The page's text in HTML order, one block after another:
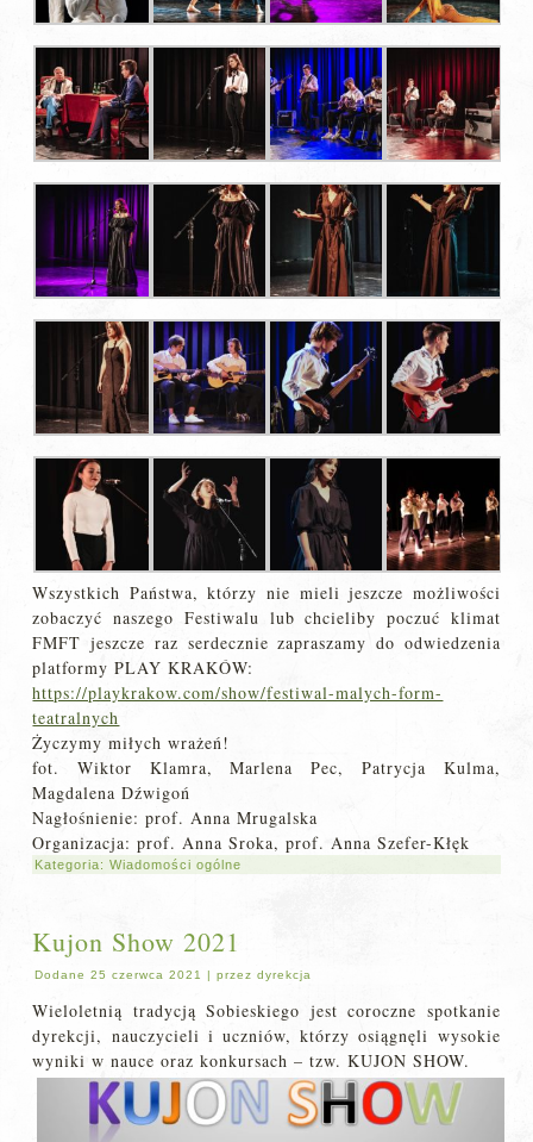
Wszystkich Państwa, którzy nie mieli jeszcze możliwości
zobaczyć naszego Festiwalu lub chcieliby poczuć klimat
FMFT jeszcze raz serdecznie zapraszamy do odwiedzenia
platformy PLAY KRAKÓW:
https://playkrakow.com/show/festiwal-malych-form-
teatralnych
Życzymy miłych wrażeń!
fot. Wiktor Klamra, Marlena Pec, Patrycja Kulma,
Magdalena Dźwigoń
Nagłośnienie: prof. Anna Mrugalska
Organizacja: prof. Anna Sroka, prof. Anna Szefer-Kłęk
Kategoria:Wiadomości ogólne
Kujon Show 2021
Dodane 25 czerwca 2021 |przez dyrekcja
Wieloletnią tradycją Sobieskiego jest coroczne spotkanie
dyrekcji, nauczycieli i uczniów, którzy osiągnęli wysokie
wyniki w nauce oraz konkursach – tzw. KUJON SHOW.